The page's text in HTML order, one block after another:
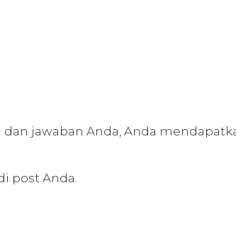
jawaban Anda, Anda
post Anda.